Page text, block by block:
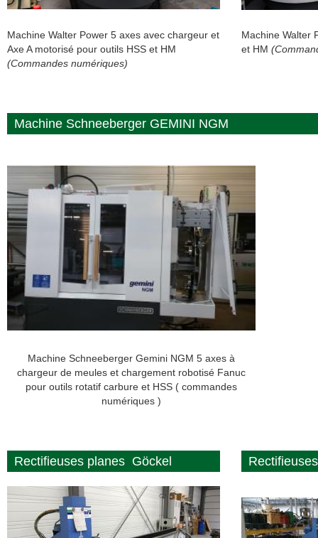
Machine Walter Power 5 axes avec chargeur et
Axe A motorisé pour outils HSS et HM
(Commandes numériques)
Machine Walter
et HM
Machine Schneeberger GEMINI NGM
Machine Schneeberger Gemini NGM 5 axes à
chargeur de meules et chargement robotisé Fanuc
pour outils rotatif carbure et HSS ( commandes
numériques )
Rectifieuses planes Göckel